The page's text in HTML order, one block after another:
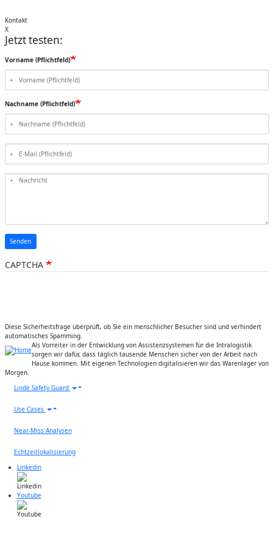
Kontakt
X
Jetzt testen:
Vorname (Pflichtfeld)
Nachname (Pflichtfeld)
E-
Mail
(Pflichtfeld)
Nachricht
Senden
CAPTCHA
Diese Sicherheitsfrage überprüft, ob Sie ein menschlicher Besucher sind und verhindert
automatisches Spamming.
Als Vorreiter in der Entwicklung von Assistenzsystemen für die Intralogistik
sorgen wir dafür, dass täglich tausende Menschen sicher von der Arbeit nach
Hause kommen. Mit eigenen Technologien digitalisieren wir das Warenlager von
Morgen.
Risiken
Linde Safety Guard
Use Cases
Use Cases
Smart Warehouse
Near-Miss Analysen
Karriere
Echtzeitlokalisierung
Social Links
Linkedin
Youtube